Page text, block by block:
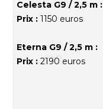
Celesta G9 / 2,5 m :
Prix : 1150 euros
Eterna G9 / 2,5 m :
Prix : 2190 euros